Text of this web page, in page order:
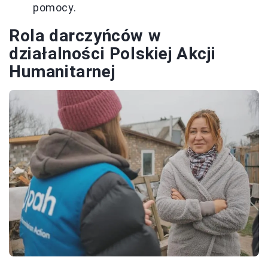
pomocy.
Rola darczyńców w
działalności Polskiej Akcji
Humanitarnej